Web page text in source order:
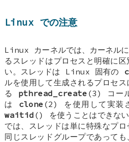
Linux での注意
Linux カーネルでは、カーネル
るスレッドはプロセスと明確に
い。スレッドは Linux 固有の
ルを使用して生成されるプロセ
る pthread_create (3) コー
は clone (2) を使用して実装
waitid () を使うことはでき
では、スレッドは単に特殊なプ
同じスレッドグループであって